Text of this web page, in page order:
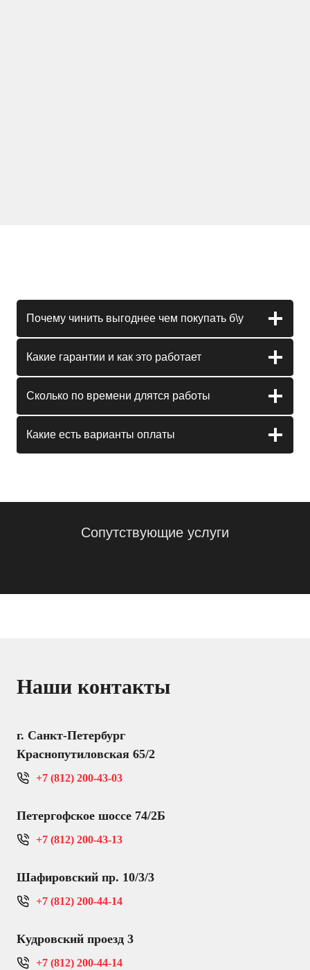
Почему чинить выгоднее чем покупать б\у
Какие гарантии и как это работает
Сколько по времени длятся работы
Какие есть варианты оплаты
Сопутствующие услуги
Наши контакты
г. Санкт-Петербург
Краснопутиловская 65/2
+7 (812) 200-43-03
Петергофское шоссе 74/2Б
+7 (812) 200-43-13
Шафировский пр. 10/3/3
+7 (812) 200-44-14
Кудровский проезд 3
+7 (812) 200-44-14